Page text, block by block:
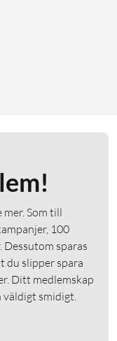
Som till
100
Dessutom sparas
du slipper spara
Ditt medlemskap
smidigt.